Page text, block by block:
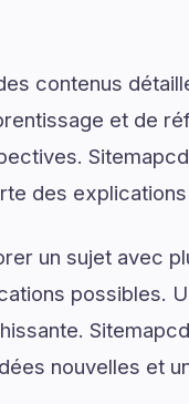
contenus
et de
des
un sujet avec
possibles.
nouvelles et